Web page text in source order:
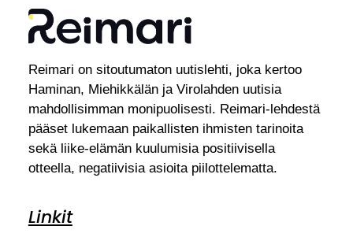
Reimari on sitoutumaton uutislehti, joka kertoo
Haminan, Miehikkälän ja Virolahden uutisia
mahdollisimman monipuolisesti. Reimari-lehdestä
pääset lukemaan paikallisten ihmisten tarinoita
sekä liike-elämän kuulumisia positiivisella
otteella, negatiivisia asioita piilottelematta.
Linkit